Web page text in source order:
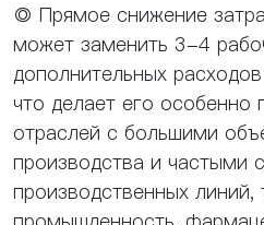
◎ Прямое снижение
может заменить 3-4
дополнительных
что делает его особенно
отраслей с большими
производства и частыми
производственных линий,